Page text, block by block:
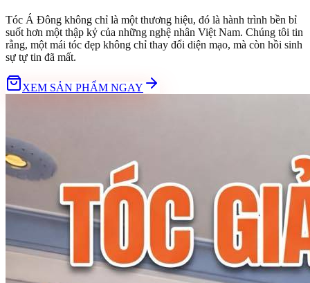
Tóc Á Đông không chỉ là một thương hiệu, đó là hành trình bền bỉ
suốt hơn một thập kỷ của những nghệ nhân Việt Nam. Chúng tôi tin
rằng, một mái tóc đẹp không chỉ thay đổi diện mạo, mà còn hồi sinh
sự tự tin đã mất.
XEM SẢN PHẨM NGAY